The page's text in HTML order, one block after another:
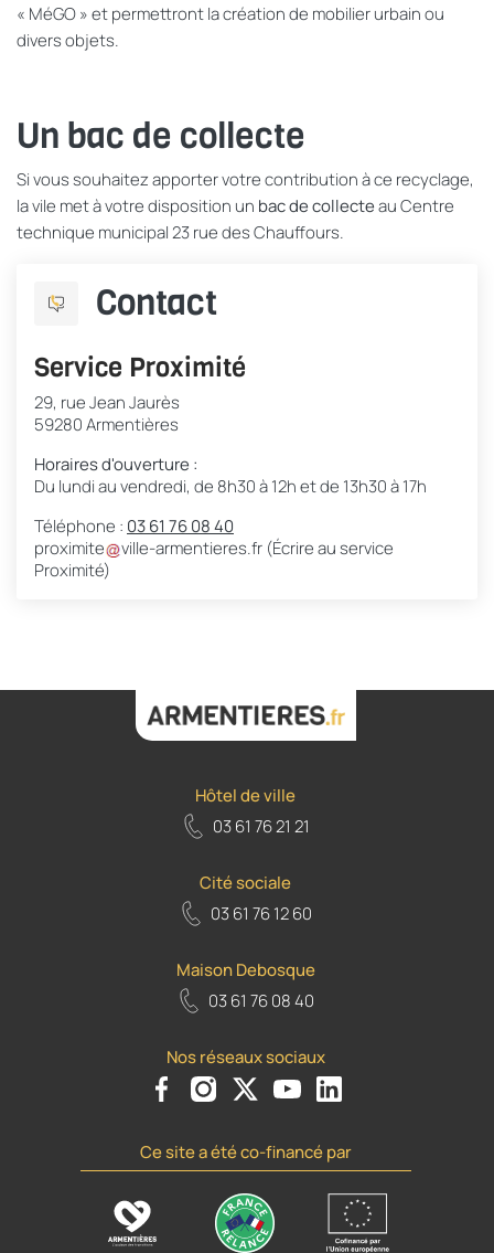
« MéGO » et permettront la création de mobilier urbain ou
divers objets.
Un bac de collecte
Si vous souhaitez apporter votre contribution à ce recyclage,
la vile met à votre disposition un bac de collecteau Centre
technique municipal 23 rue des Chauffours.
Contact
Service Proximité
29, rue Jean Jaurès
59280 Armentières
Horaires d'ouverture :
Du lundi au vendredi, de 8h30 à 12h et de 13h30 à 17h
Téléphone : 03 61 76 08 40
proximite
ville-armentieres.fr (Écrire au service
Proximité)
Hôtel de ville
03 61 76 21 21
Cité sociale
03 61 76 12 60
Maison Debosque
03 61 76 08 40
Nos réseaux sociaux
Voir le compte Facebook de la Ville
Voir le compte Instagram de la Ville
Voir le compte Twiiter de la Ville
Voir le compte Youtube de
Voir le compte Flickr
Ce site a été co-financé par